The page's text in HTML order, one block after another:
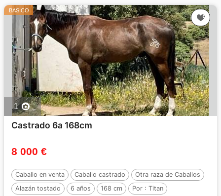
BASICO
1
Castrado 6a 168cm
8 000 €
Caballo en venta Caballo castrado
Otra raza de Caballos
Alazán tostado
6 años 168 cm Por : Titan